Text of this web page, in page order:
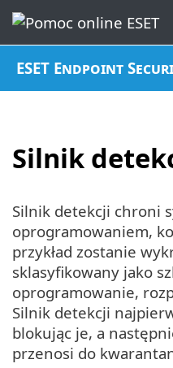
ESET Endpoint
Silnik
Silnik detekcji chroni
oprogramowaniem,
przykład zostanie
sklasyfikowany jako
oprogramowanie,
Silnik detekcji
blokując je, a
przenosi do